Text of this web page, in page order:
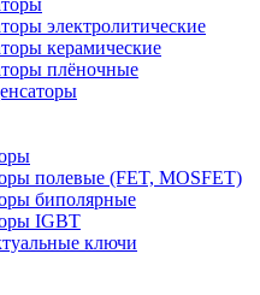
электролитические
керамические
плёночные
полевые (FET, MOSFET)
биполярные
IGBT
ключи